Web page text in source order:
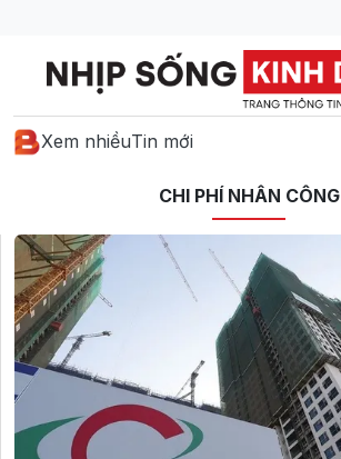
Xem nhiềuTin mới
CHI PHÍ NHÂN CÔNG